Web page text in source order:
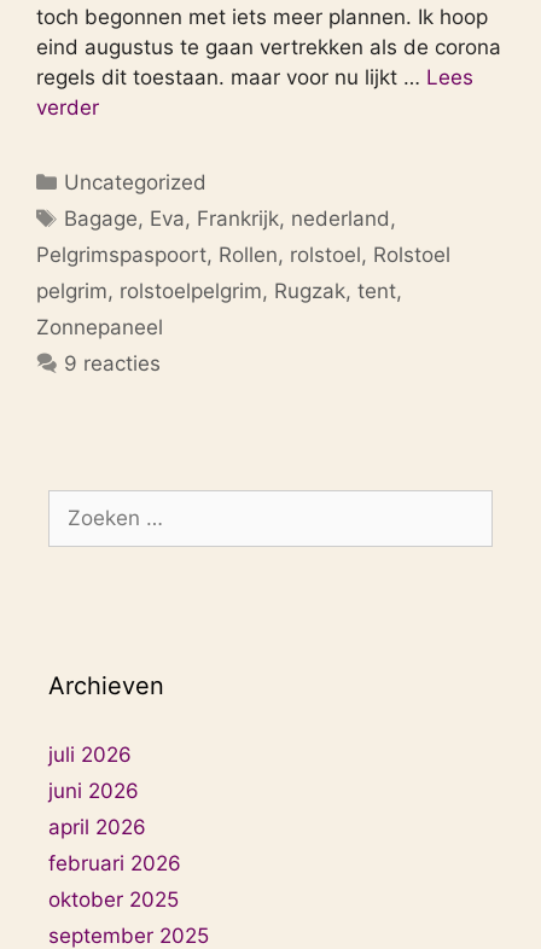
toch begonnen met iets meer plannen. Ik hoop
eind augustus te gaan vertrekken als de corona
regels dit toestaan. maar voor nu lijkt … Lees
verder
Categorieën
Uncategorized
Tags
Bagage, Eva, Frankrijk, nederland ,
Pelgrimspaspoort, Rollen, rolstoel, Rolstoel
pelgrim, rolstoelpelgrim, Rugzak, tent,
Zonnepaneel
9 reacties
naar:
Archieven
juli 2026
juni 2026
april 2026
februari 2026
oktober 2025
september 2025